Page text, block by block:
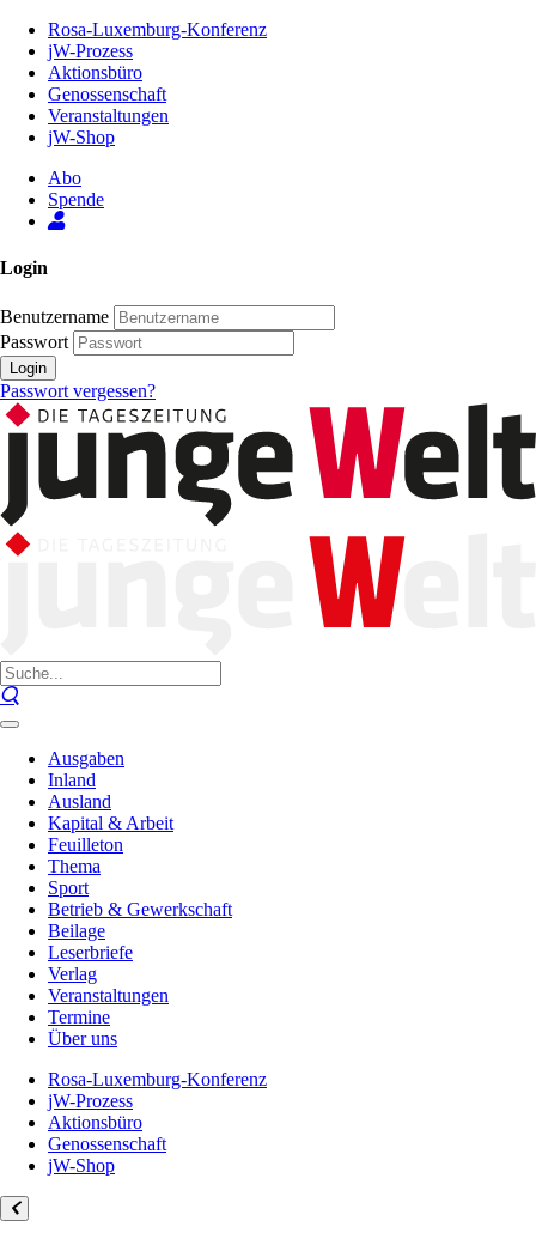
Inhalt
Seite
Rosa-Luxemburg-Konferenz
jW-Prozess
Aktionsbüro
Genossenschaft
Veranstaltungen
jW-Shop
Abo
Spende
Login
Benutzername
Passwort
Login
Passwort vergessen?
Ausgaben
Inland
Ausland
Kapital & Arbeit
Feuilleton
Thema
Sport
Betrieb & Gewerkschaft
Beilage
Leserbriefe
Verlag
Veranstaltungen
Termine
Über uns
Rosa-Luxemburg-Konferenz
jW-Prozess
Aktionsbüro
Genossenschaft
jW-Shop